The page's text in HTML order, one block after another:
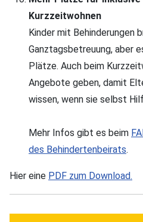
Kurzzeitwohnen
Kinder mit Behinderungen
Ganztagsbetreuung, aber
Plätze. Auch beim
Angebote geben, damit
wissen, wenn sie selbst
Mehr Infos gibt es beim
des Behindertenbeirats.
Hier eine PDF zum Download.